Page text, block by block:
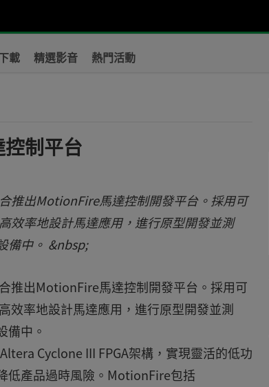
載 精選影音 熱門活動
制平台
推出MotionFire馬達控制開發平台。採用可
效率地設計馬達應用，進行原型開發並測
備中。 &nbsp;
推出MotionFire馬達控制開發平台。採用可
效率地設計馬達應用，進行原型開發並測
備中。
Cyclone III FPGA架構，實現靈活的低功
低產品過時風險。MotionFire包括